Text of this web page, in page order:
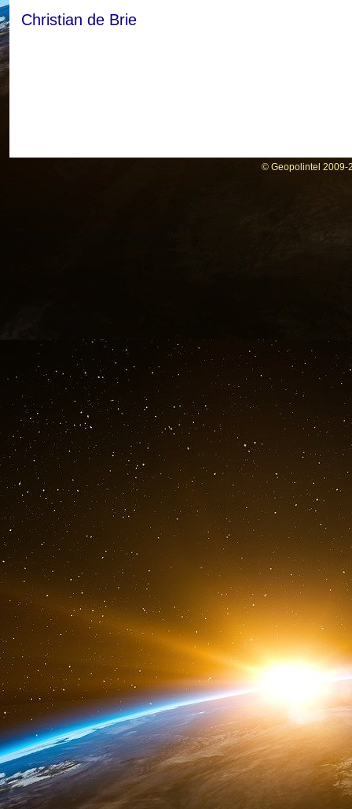
Christian de Brie
© Geopolintel 2009-